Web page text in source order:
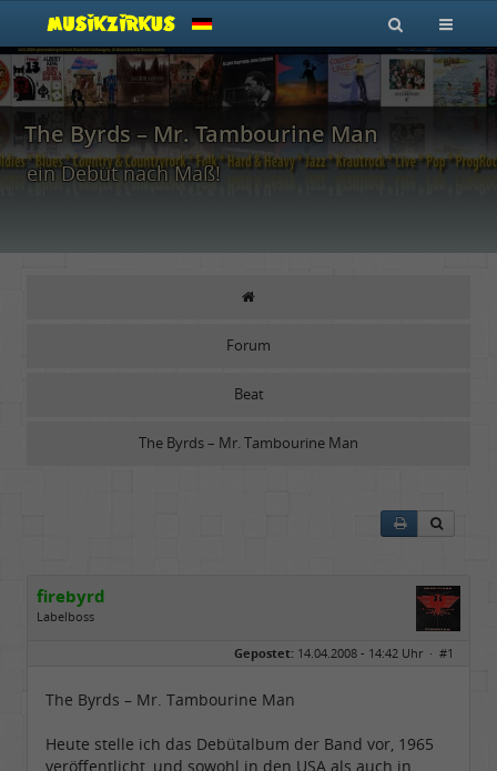
The Byrds – Mr. Tambourine Man
ein Debüt nach Maß!
Forum
Beat
The Byrds – Mr. Tambourine Man
firebyrd
Labelboss
Hausgeburt (Ausgeburt?)
Gepostet: 14.04.2008 - 14:42 Uhr · #1
The Byrds – Mr. Tambourine Man
Heute stelle ich das Debütalbum der Band vor, 1965
veröffentlicht, und sowohl in den USA als auch in